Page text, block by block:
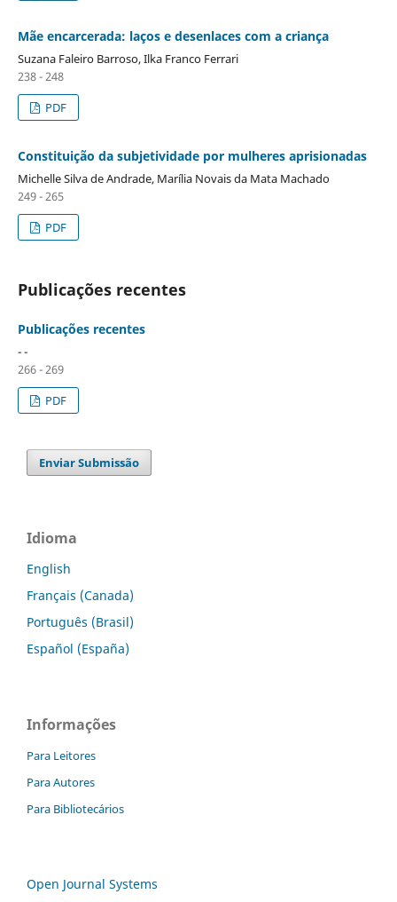
Mãe encarcerada: laços e desenlaces com a criança
Suzana Faleiro Barroso, Ilka Franco Ferrari
238 - 248
PDF
Constituição da subjetividade por mulheres aprisionadas
Michelle Silva de Andrade, Marília Novais da Mata Machado
249 - 265
PDF
Publicações recentes
Publicações recentes
- -
266 - 269
PDF
Enviar Submissão
Idioma
English
Français (Canada)
Português (Brasil)
Español (España)
Informações
Para Leitores
Para Autores
Para Bibliotecários
Open Journal Systems